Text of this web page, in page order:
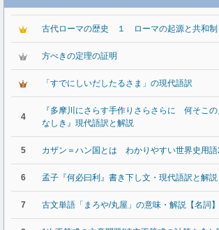
古代ローマの歴史 １ ローマの起源と共和制
方べきの定理の証明
「すでにしいだしたるさま」の現代語訳
4
『多摩川にさらす手作りさらさらに 何そこ
なしき』現代語訳と解説
5 カザン＝ハン国とは わかりやすい世界史用
6 孟子『何必曰利』書き下し文・現代語訳と解説
7 古文単語「まろや/丸屋」の意味・解説【名詞】